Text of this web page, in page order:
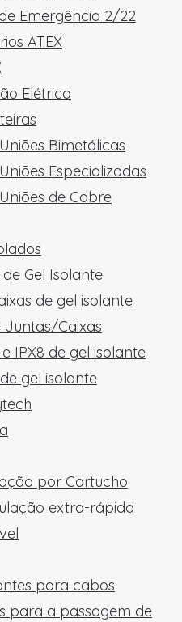
Emergência 2/22
ATEX
Elétrica
Bimetálicas
Especializadas
de Cobre
Gel Isolante
de gel isolante
Juntas/Caixas
IPX8 de gel isolante
gel isolante
por Cartucho
extra-rápida
para cabos
para a passagem de